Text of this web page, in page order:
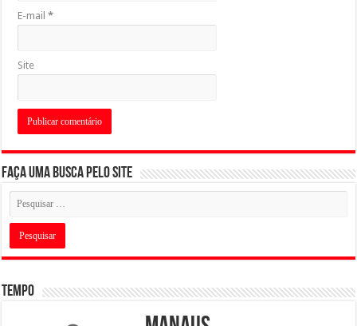
E-mail*
Site
Faça uma busca pelo Site
Tempo